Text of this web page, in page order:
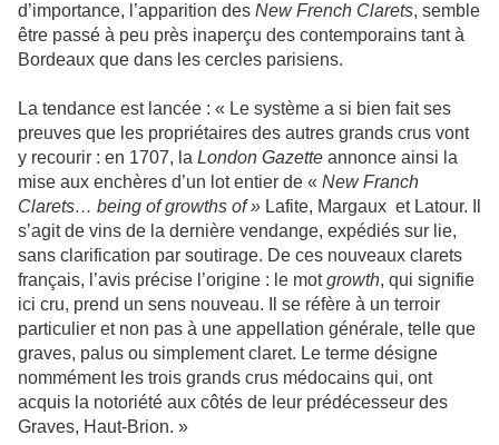
d’importance, l’apparition des New French Clarets, semble
être passé à peu près inaperçu des contemporains tant à
Bordeaux que dans les cercles parisiens.
La tendance est lancée : « Le système a si bien fait ses
preuves que les propriétaires des autres grands crus vont
y recourir : en 1707, la London Gazette annonce ainsi la
mise aux enchères d’un lot entier de « New Franch
Clarets… being of growths of » Lafite, Margaux et Latour. Il
s’agit de vins de la dernière vendange, expédiés sur lie,
sans clarification par soutirage. De ces nouveaux clarets
français, l’avis précise l’origine : le motgrowth, qui signifie
ici cru, prend un sens nouveau. Il se réfère à un terroir
particulier et non pas à une appellation générale, telle que
graves, palus ou simplement claret. Le terme désigne
nommément les trois grands crus médocains qui, ont
acquis la notoriété aux côtés de leur prédécesseur des
Graves, Haut-Brion. »